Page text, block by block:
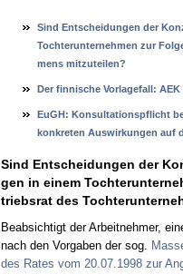
Sind Ent­schei­dun­gen der
Toch­ter­un­ter­neh­men zur
mens mit­zu­tei­len?
Der fin­ni­sche Vor­la­ge­fall:
EuGH: Kon­sul­ta­ti­ons­pflicht
kon­kre­ten Aus­wir­kun­gen auf
Sind Ent­schei­dun­gen der
gen in ei­nem
triebs­rat des
Be­ab­sich­tigt der Ar­beit­neh­mer,
nach den Vor­ga­ben der sog.
des Ra­tes vom 20.07.1998 zur